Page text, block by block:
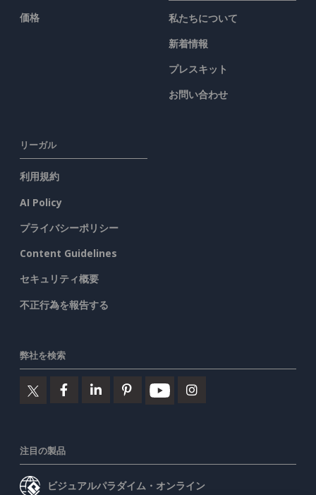
価格
私たちについて
新着情報
プレスキット
お問い合わせ
リーガル
利用規約
AI Policy
プライバシーポリシー
Content Guidelines
セキュリティ概要
不正行為を報告する
弊社を検索
注目の製品
ビジュアルパラダイム・オンライン